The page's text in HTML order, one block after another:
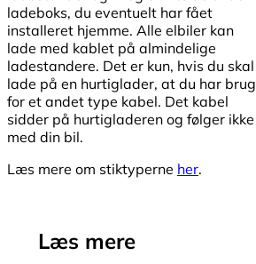
ladeboks, du eventuelt har fået
installeret hjemme. Alle elbiler kan
lade med kablet på almindelige
ladestandere. Det er kun, hvis du skal
lade på en hurtiglader, at du har brug
for et andet type kabel. Det kabel
sidder på hurtigladeren og følger ikke
med din bil.
Læs mere om stiktyperne her.
Læs mere